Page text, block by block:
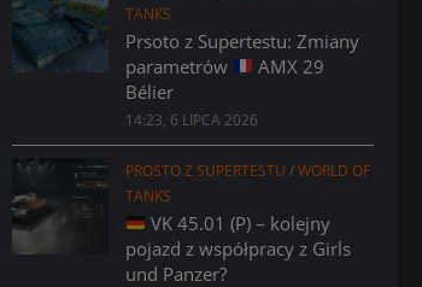
TANKS
Prsoto z Supertestu: Zmiany
parametrów
AMX 29
Bélier
14:23, 6 LIPCA 2026
PROSTO Z SUPERTESTU /WORLD OF
TANKS
VK 45.01 (P) – kolejny
pojazd z współpracy z Girls
und Panzer?